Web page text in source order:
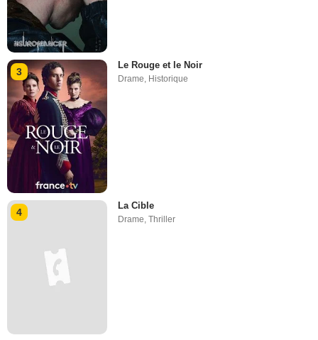
3
Le Rouge et le Noir
Drame, Historique
4
La Cible
Drame,Thriller